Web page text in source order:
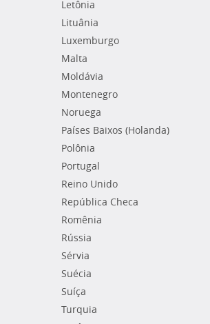
Letônia
Lituânia
Luxemburgo
Malta
Moldávia
Montenegro
Noruega
Países Baixos (Holanda)
Polônia
Portugal
Reino Unido
República Checa
Romênia
Rússia
Sérvia
Suécia
Suíça
Turquia